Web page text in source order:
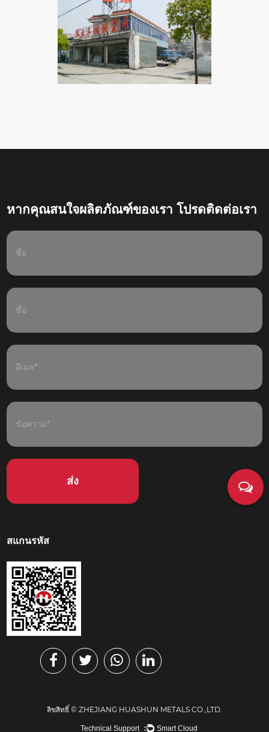
หากคุณสนใจผลิตภัณฑ์ของเรา โปรดติดต่อเรา
สแกนรหัส
ลิขสิทธิ์ © ZHEJIANG HUASHUN METALS CO.,LTD.
Technical Support ： Smart Cloud